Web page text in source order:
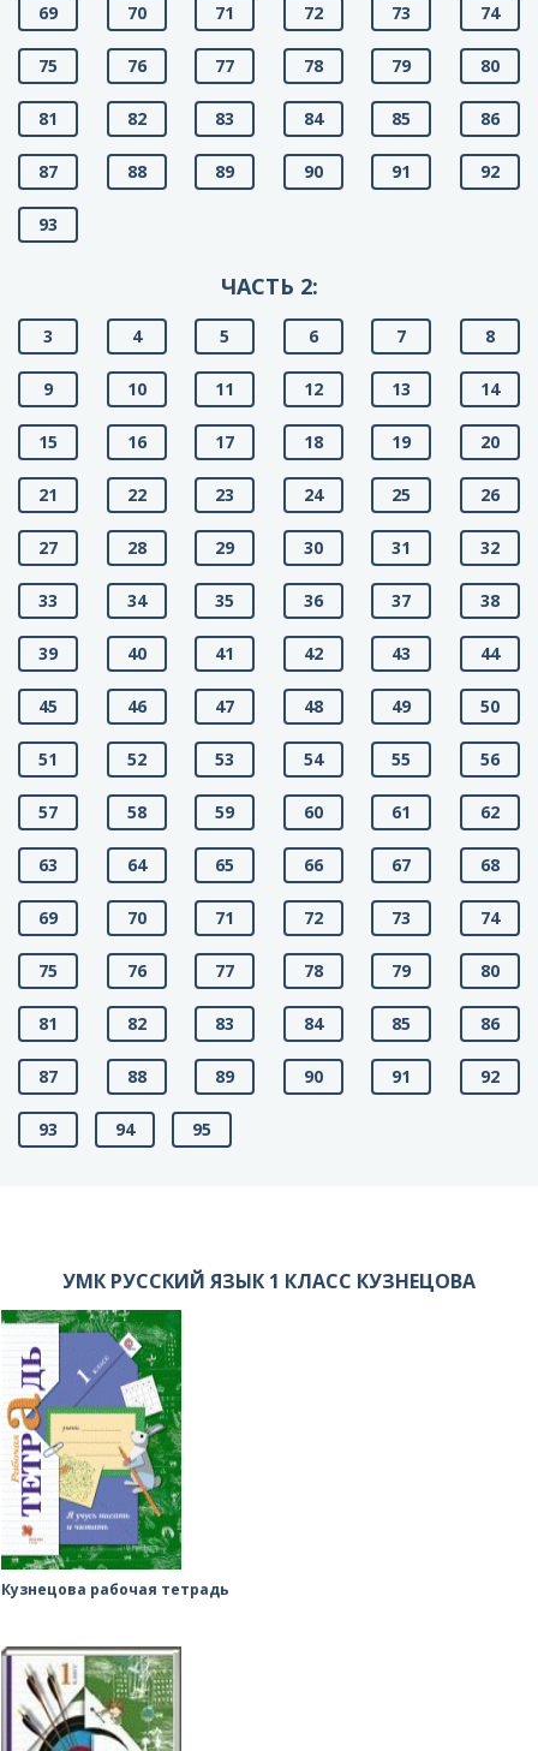
69 70 71 72 73 74
75 76 77 78 79 80
81 82 83 84 85 86
87 88 89 90 91 92
93
ЧАСТЬ 2:
3 4 5 6 7 8
9 10 11 12 13 14
15 16 17 18 19 20
21 22 23 24 25 26
27 28 29 30 31 32
33 34 35 36 37 38
39 40 41 42 43 44
45 46 47 48 49 50
51 52 53 54 55 56
57 58 59 60 61 62
63 64 65 66 67 68
69 70 71 72 73 74
75 76 77 78 79 80
81 82 83 84 85 86
87 88 89 90 91 92
93 94 95
УМК РУССКИЙ ЯЗЫК 1 КЛАСС КУЗНЕЦОВА
Кузнецова рабочая тетрадь